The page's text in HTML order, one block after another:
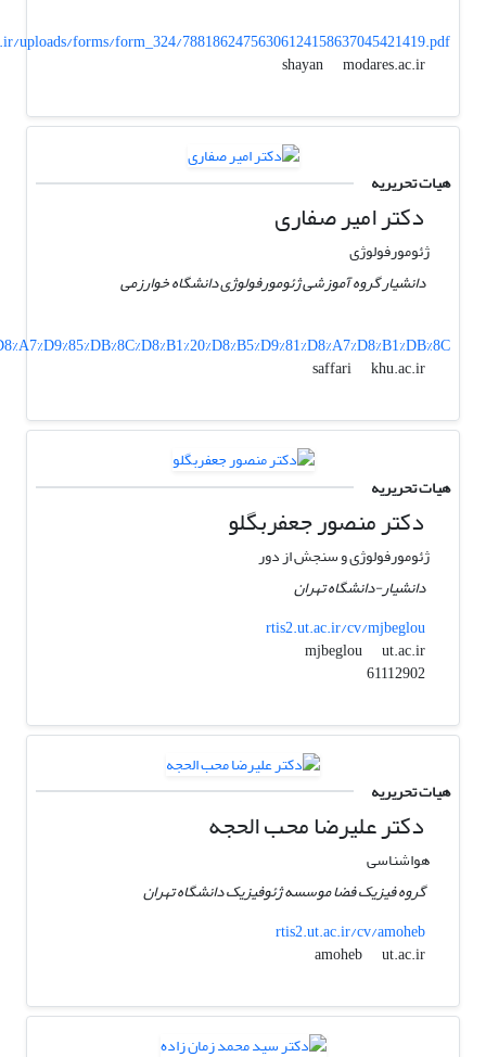
uploads/forms/form_324/78818624756306124158637045421419.pdf
shayan
modares.ac.ir
هیات تحریریه
دکتر امیر صفاری
ژئومورفولوژی
دانشیار گروه آموزشی ژئومورفولوژی دانشگاه خوارزمی
saffari
khu.ac.ir
هیات تحریریه
دکتر منصور جعفربگلو
ژئومورفولوژی و سنجش از دور
دانشیار-دانشگاه تهران
rtis2.ut.ac.ir/cv/mjbeglou
mjbeglou
ut.ac.ir
61112902
هیات تحریریه
دکتر علیرضا محب الحجه
هواشناسی
گروه فیزیک فضا موسسه ژئوفیزیک دانشگاه تهران
rtis2.ut.ac.ir/cv/amoheb
amoheb
ut.ac.ir